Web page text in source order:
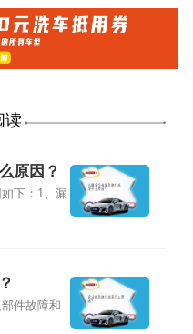
读
原因？
下：1、漏
件故障和